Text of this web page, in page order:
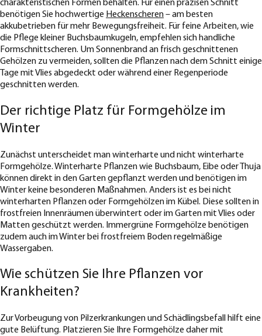
charakteristischen Formen behalten. Für einen präzisen Schnitt
benötigen Sie hochwertige Heckenscheren– am besten
akkubetrieben für mehr Bewegungsfreiheit. Für feine Arbeiten, wie
die Pflege kleiner Buchsbaumkugeln, empfehlen sich handliche
Formschnittscheren. Um Sonnenbrand an frisch geschnittenen
Gehölzen zu vermeiden, sollten die Pflanzen nach dem Schnitt einige
Tage mit Vlies abgedeckt oder während einer Regenperiode
geschnitten werden.
Der richtige Platz für Formgehölze im
Winter
Zunächst unterscheidet man winterharte und nicht winterharte
Formgehölze. Winterharte Pflanzen wie Buchsbaum, Eibe oder Thuja
können direkt in den Garten gepflanzt werden und benötigen im
Winter keine besonderen Maßnahmen. Anders ist es bei nicht
winterharten Pflanzen oder Formgehölzen im Kübel. Diese sollten in
frostfreien Innenräumen überwintert oder im Garten mit Vlies oder
Matten geschützt werden. Immergrüne Formgehölze benötigen
zudem auch im Winter bei frostfreiem Boden regelmäßige
Wassergaben.
Wie schützen Sie Ihre Pflanzen vor
Krankheiten?
Zur Vorbeugung von Pilzerkrankungen und Schädlingsbefall hilft eine
gute Belüftung. Platzieren Sie Ihre Formgehölze daher mit